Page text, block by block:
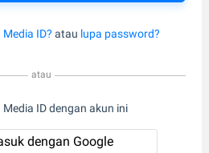
ID? atau lupa password?
atau
Media ID dengan akun ini
dengan Google